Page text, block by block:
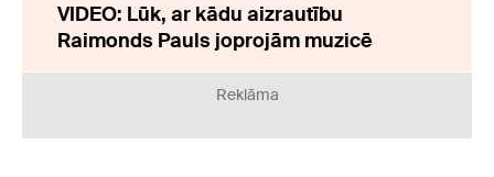
VIDEO: Lūk, ar kādu aizrautību
Raimonds Pauls joprojām muzicē
Reklāma